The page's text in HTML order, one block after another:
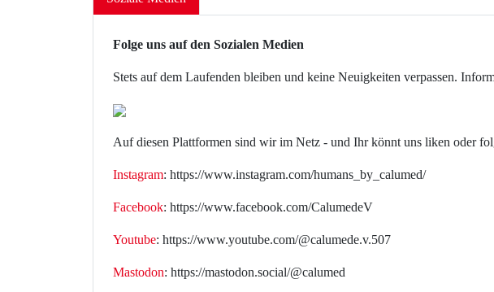
Folge uns auf den Sozialen Medien
Stets auf dem Laufenden bleiben und keine Neuigkeiten verpassen.
Auf diesen Plattformen sind wir im Netz - und Ihr könnt uns liken oder
Instagram: https://www.instagram.com/humans_by_calumed/
Facebook: https://www.facebook.com/CalumedeV
Youtube: https://www.youtube.com/@calumede.v.507
Mastodon: https://mastodon.social/@calumed